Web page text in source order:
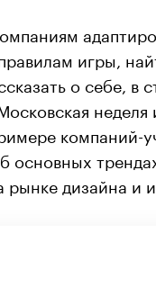
игры,
о себе, в
неделя
компаний-
основных
рынке дизайна и